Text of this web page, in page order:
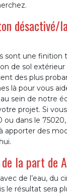
désactivé/
sont une
de sol
des plus
là pour vous
sein de notre
projet. Si
dans le
apporter des
la part de
de l’eau,
le résultat sera